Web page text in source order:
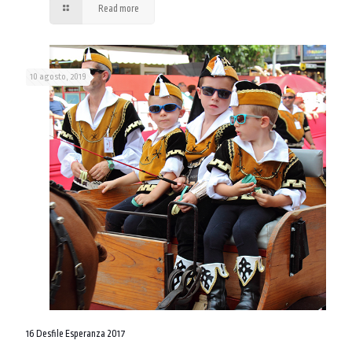
Read more
10 agosto, 2019
16 Desfile Esperanza 2017